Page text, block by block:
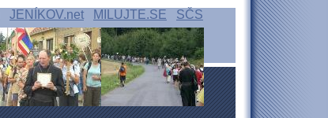
JENÍKOV.net MILUJTE.SE SČS